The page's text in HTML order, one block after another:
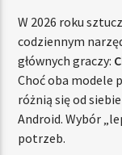
Radio Strefa
W 2026 roku
codziennym
głównych graczy:
Choć oba modele
różnią się od
Android. Wybór
potrzeb.